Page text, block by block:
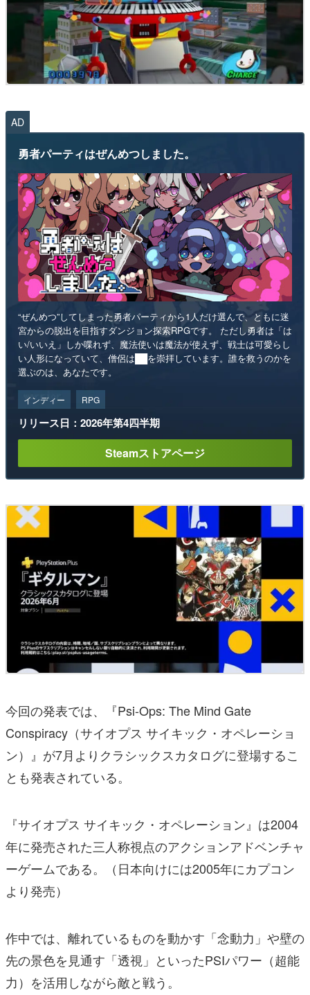
AD
勇者パーティはぜんめつしました。
“ぜんめつ”してしまった勇者パーティから1人だけ選んで、ともに迷
宮からの脱出を目指すダンジョン探索RPGです。 ただし勇者は「は
い/いいえ」しか喋れず、魔法使いは魔法が使えず、戦士は可愛らし
い人形になっていて、僧侶は██を崇拝しています。誰を救うのかを
選ぶのは、あなたです。
インディー RPG
リリース日：2026年第4四半期
Steamストアページ
今回の発表では、『Psi-Ops: The Mind Gate
Conspiracy（サイオプス サイキック・オペレーショ
ン）』が7月よりクラシックスカタログに登場するこ
とも発表されている。
『サイオプス サイキック・オペレーション』は2004
年に発売された三人称視点のアクションアドベンチャ
ーゲームである。（日本向けには2005年にカプコン
より発売）
作中では、離れているものを動かす「念動力」や壁の
先の景色を見通す「透視」といったPSIパワー（超能
力）を活用しながら敵と戦う。